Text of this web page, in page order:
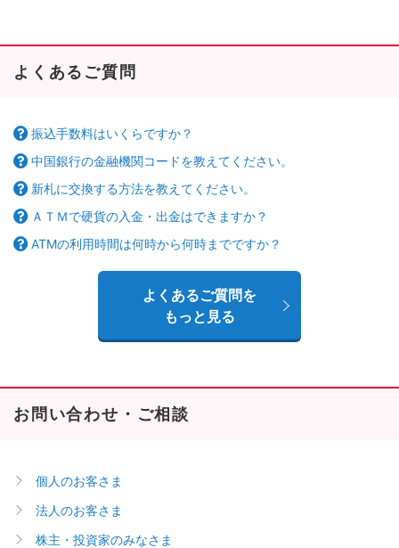
よくあるご質問
振込手数料はいくらですか？
中国銀行の金融機関コードを教えてください。
新札に交換する方法を教えてください。
ＡＴＭで硬貨の入金・出金はできますか？
ATMの利用時間は何時から何時までですか？
よくあるご質問を
もっと見る
お問い合わせ・ご相談
個人のお客さま
法人のお客さま
株主・投資家のみなさま